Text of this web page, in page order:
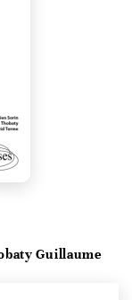
Guillaume